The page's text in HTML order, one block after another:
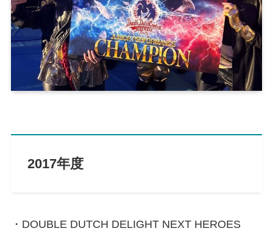
2017年度
・DOUBLE DUTCH DELIGHT NEXT HEROES